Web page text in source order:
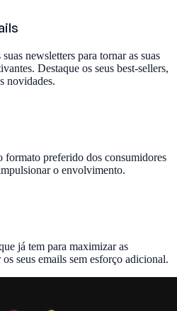
newsletters para tornar as suas
Destaque os seus best-sellers,
novidades.
formato preferido dos consumidores
o envolvimento.
já tem para maximizar as
seus emails sem esforço adicional.